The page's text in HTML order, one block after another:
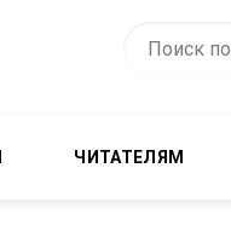
ЧИТАТЕЛЯМ